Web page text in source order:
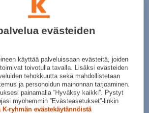
takaavat sujuvamman etenemisen ladulla tai
turvallisesti hiihtäjän alla ylämäessä. Myös
ottaa vakavasti, sillä huonosti
ovat parempi suorituskyky ja luisto, minkä
tasaisen pidon perinteisellä tyylillä
pidentää suksien käyttöikää sekä tekee
mukavampaa.
evästeiden
käyttää palveluissaan evästeitä, joiden
toivotulla tavalla. Lisäksi evästeiden
tehokkuutta sekä mahdollistetaan
ja personoidun mainonnan tarjoaminen.
painamalla ”Hyväksy kaikki”. Pystyt
myöhemmin ”Evästeasetukset”-linkin
K-ryhmän evästekäytännöistä